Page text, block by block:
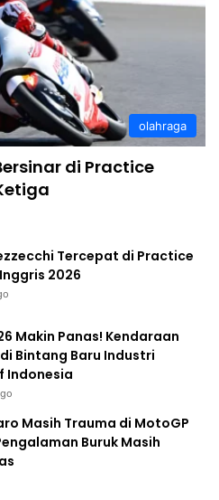
olahraga
di Practice
Tercepat di Practice
2026
Makin Panas! Kendaraan
Bintang Baru Industri
Indonesia
Masih Trauma di MotoGP
Buruk Masih